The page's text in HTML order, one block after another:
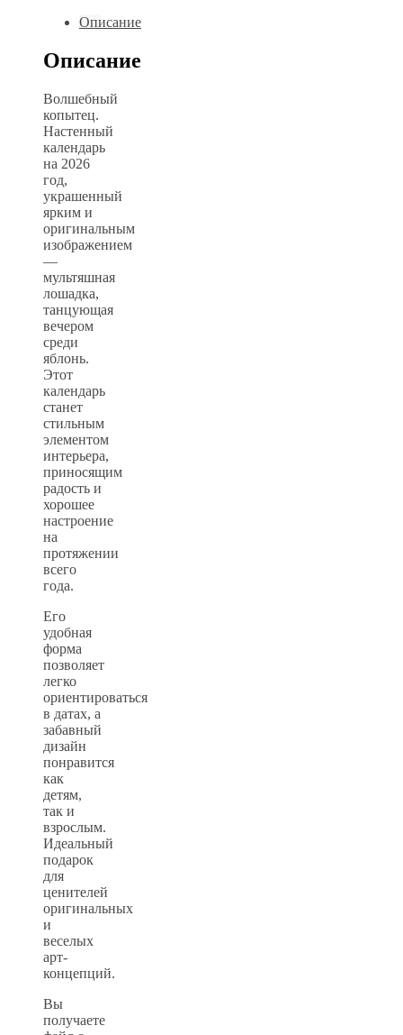
Описание
Описание
Волшебный
копытец.
Настенный
календарь
на 2026
год,
украшенный
ярким и
оригинальным
изображением
—
мультяшная
лошадка,
танцующая
вечером
среди
яблонь.
Этот
календарь
станет
стильным
элементом
интерьера,
приносящим
радость и
хорошее
настроение
на
протяжении
всего
года.
Его
удобная
форма
позволяет
легко
ориентироваться
в датах, а
забавный
дизайн
понравится
как
детям,
так и
взрослым.
Идеальный
подарок
для
ценителей
оригинальных
и
веселых
арт-
концепций.
Вы
получаете